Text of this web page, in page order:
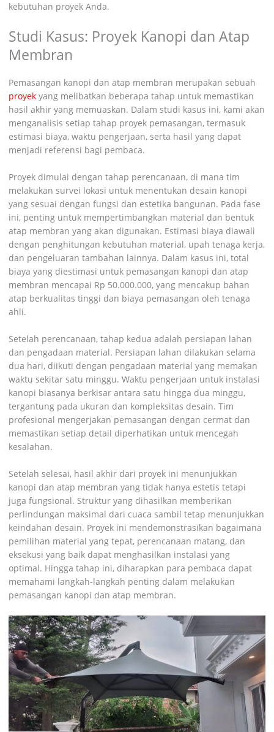
kebutuhan proyek Anda.
Studi Kasus: Proyek Kanopi dan Atap
Membran
Pemasangan kanopi dan atap membran merupakan sebuah
proyekyang melibatkan beberapa tahap untuk memastikan
hasil akhir yang memuaskan. Dalam studi kasus ini, kami akan
menganalisis setiap tahap proyek pemasangan, termasuk
estimasi biaya, waktu pengerjaan, serta hasil yang dapat
menjadi referensi bagi pembaca.
Proyek dimulai dengan tahap perencanaan, di mana tim
melakukan survei lokasi untuk menentukan desain kanopi
yang sesuai dengan fungsi dan estetika bangunan. Pada fase
ini, penting untuk mempertimbangkan material dan bentuk
atap membran yang akan digunakan. Estimasi biaya diawali
dengan penghitungan kebutuhan material, upah tenaga kerja,
dan pengeluaran tambahan lainnya. Dalam kasus ini, total
biaya yang diestimasi untuk pemasangan kanopi dan atap
membran mencapai Rp 50.000.000, yang mencakup bahan
atap berkualitas tinggi dan biaya pemasangan oleh tenaga
ahli.
Setelah perencanaan, tahap kedua adalah persiapan lahan
dan pengadaan material. Persiapan lahan dilakukan selama
dua hari, diikuti dengan pengadaan material yang memakan
waktu sekitar satu minggu. Waktu pengerjaan untuk instalasi
kanopi biasanya berkisar antara satu hingga dua minggu,
tergantung pada ukuran dan kompleksitas desain. Tim
profesional mengerjakan pemasangan dengan cermat dan
memastikan setiap detail diperhatikan untuk mencegah
kesalahan.
Setelah selesai, hasil akhir dari proyek ini menunjukkan
kanopi dan atap membran yang tidak hanya estetis tetapi
juga fungsional. Struktur yang dihasilkan memberikan
perlindungan maksimal dari cuaca sambil tetap menunjukkan
keindahan desain. Proyek ini mendemonstrasikan bagaimana
pemilihan material yang tepat, perencanaan matang, dan
eksekusi yang baik dapat menghasilkan instalasi yang
optimal. Hingga tahap ini, diharapkan para pembaca dapat
memahami langkah-langkah penting dalam melakukan
pemasangan kanopi dan atap membran.